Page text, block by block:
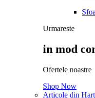
Urmareste
in mod
Ofertele noastre
Shop Now
Articole din